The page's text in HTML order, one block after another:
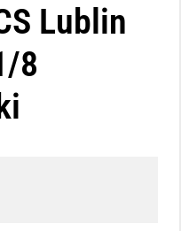
Lublin
8